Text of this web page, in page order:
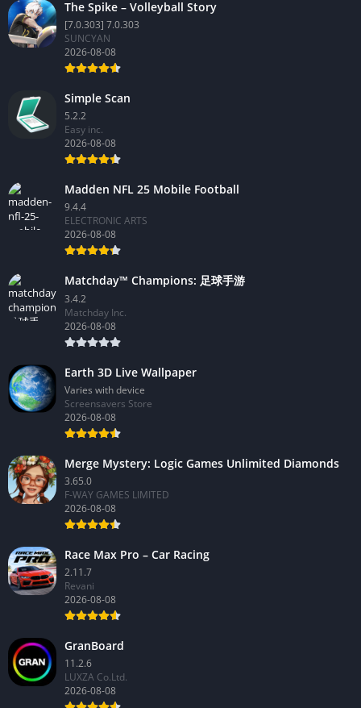
The Spike – Volleyball Story
[7.0.303] 7.0.303
SUNCYAN
2026-08-08
Simple Scan
5.2.2
Easy inc.
2026-08-08
Madden NFL 25 Mobile Football
9.4.4
ELECTRONIC ARTS
2026-08-08
Matchday™ Champions: 足球手游
3.4.2
Matchday Inc.
2026-08-08
Earth 3D Live Wallpaper
Varies with device
Screensavers Store
2026-08-08
Merge Mystery: Logic Games Unlimited Diamonds
3.65.0
F-WAY GAMES LIMITED
2026-08-08
Race Max Pro – Car Racing
2.11.7
Revani
2026-08-08
GranBoard
11.2.6
LUXZA Co.Ltd.
2026-08-08